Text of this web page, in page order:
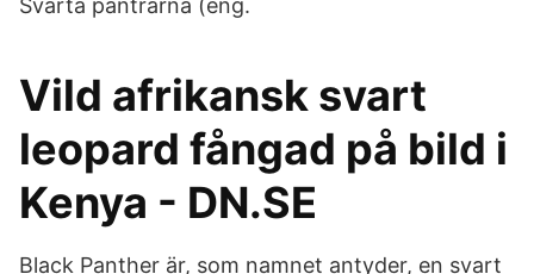
Svarta pantrarna (eng.
Vild afrikansk svart
leopard fångad på bild i
Kenya - DN.SE
Black Panther är, som namnet antyder, en svart